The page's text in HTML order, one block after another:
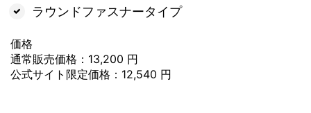
ラウンドファスナータイプ
価格
通常販売価格：13,200 円
公式サイト限定価格：12,540 円